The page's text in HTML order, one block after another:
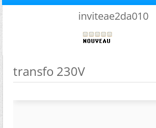
inviteae2da010
transfo 230V